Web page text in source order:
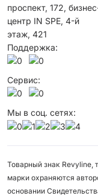
проспект, 172,
центр IN SPE, 4-й
этаж, 421
Поддержка:
Сервис:
Мы в соц. сетях:
Товарный знак Revyline,
марки охраняются
основании